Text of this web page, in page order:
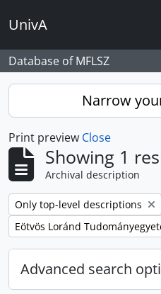
UnivA
Database of MFLSZ
Narrow
Print preview Close
Showing 1
Archival description
Remove filter:
Only top-level descriptions
Remove filter:
Eötvös Loránd
Advanced search